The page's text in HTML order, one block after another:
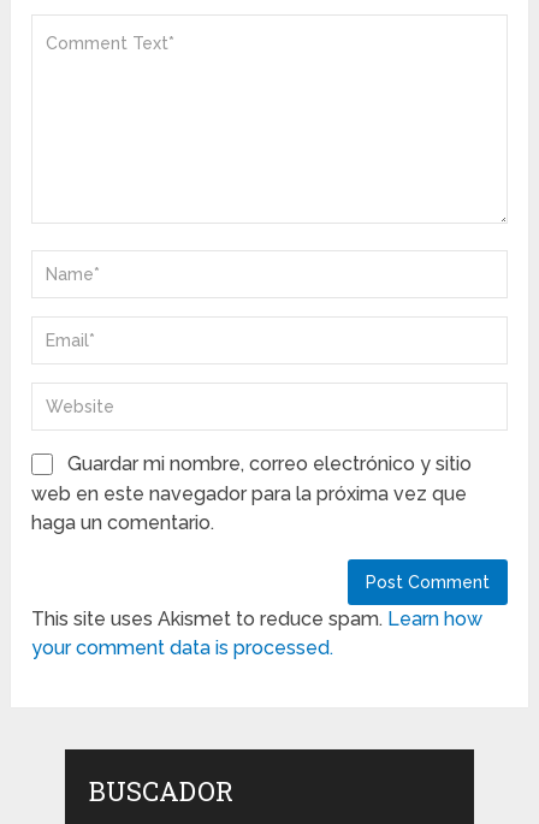
Guardar mi nombre, correo electrónico y sitio
web en este navegador para la próxima vez que
haga un comentario.
This site uses Akismet to reduce spam. Learn how
your comment data is processed.
BUSCADOR